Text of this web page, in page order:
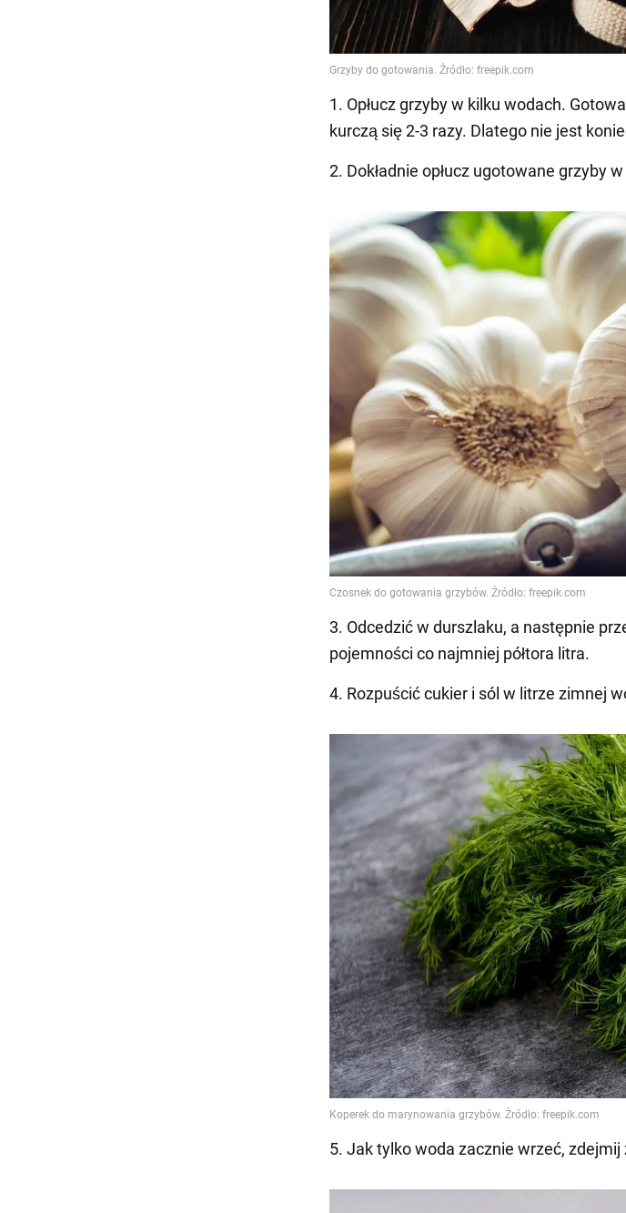
1. Opłucz grzyby w kilku wodach.
kurczą się 2-3 razy. Dlatego nie jest
2. Dokładnie opłucz ugotowane grzyby
3. Odcedzić w durszlaku, a następnie
pojemności co najmniej półtora litra.
4. Rozpuścić cukier i sól w litrze zimnej
5. Jak tylko woda zacznie wrzeć, zdejmij